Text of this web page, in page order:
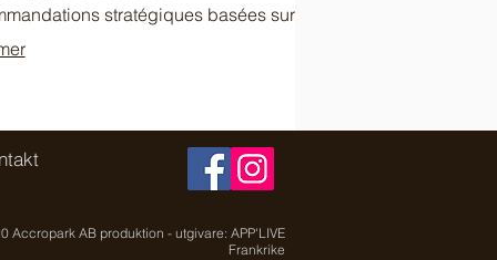
stratégiques basées sur
pratiques de l'industrie.
avec des conseils de haute
Accropark AB produktion - utgivare: APP'LIVE
Frankrike